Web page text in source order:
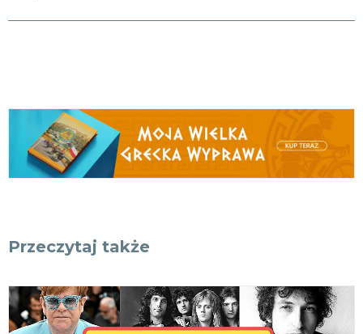
Przeczytaj także